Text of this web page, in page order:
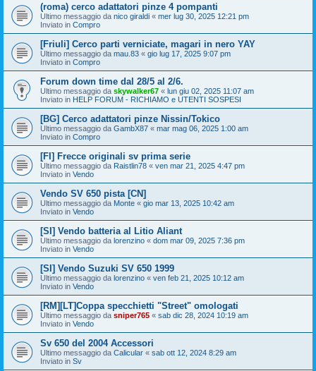
(roma) cerco adattatori pinze 4 pompanti
Ultimo messaggio da nico giraldi « mer lug 30, 2025 12:21 pm
Inviato in Compro
[Friuli] Cerco parti verniciate, magari in nero YAY
Ultimo messaggio da mau.83 « gio lug 17, 2025 9:07 pm
Inviato in Compro
Forum down time dal 28/5 al 2/6.
Ultimo messaggio da skywalker67 « lun giu 02, 2025 11:07 am
Inviato in HELP FORUM - RICHIAMO e UTENTI SOSPESI
[BG] Cerco adattatori pinze Nissin/Tokico
Ultimo messaggio da GambX87 « mar mag 06, 2025 1:00 am
Inviato in Compro
[FI] Frecce originali sv prima serie
Ultimo messaggio da Raistlin78 « ven mar 21, 2025 4:47 pm
Inviato in Vendo
Vendo SV 650 pista [CN]
Ultimo messaggio da Monte « gio mar 13, 2025 10:42 am
Inviato in Vendo
[SI] Vendo batteria al Litio Aliant
Ultimo messaggio da lorenzino « dom mar 09, 2025 7:36 pm
Inviato in Vendo
[SI] Vendo Suzuki SV 650 1999
Ultimo messaggio da lorenzino « ven feb 21, 2025 10:12 am
Inviato in Vendo
[RM][LT]Coppa specchietti "Street" omologati
Ultimo messaggio da sniper765 « sab dic 28, 2024 10:19 am
Inviato in Vendo
Sv 650 del 2004 Accessori
Ultimo messaggio da Calicular « sab ott 12, 2024 8:29 am
Inviato in Sv